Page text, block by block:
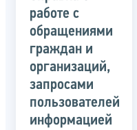
работе с
обращениями
граждан и
организаций,
запросами
пользователей
информацией